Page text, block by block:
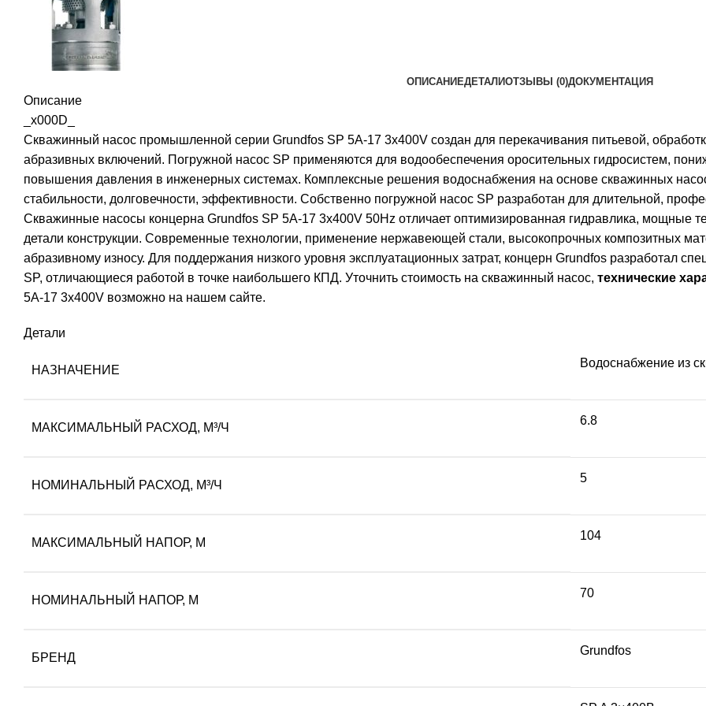
ОПИСАНИЕДЕТАЛИОТЗЫВЫ (0)ДОКУМЕНТАЦИЯ
Описание
_x000D_
Скважинный насос промышленной серии Grundfos SP 5A-17 3x400V создан для перекачивания питьевой,
абразивных включений. Погружной насос SP применяются для водообеспечения оросительных гидросистем,
повышения давления в инженерных системах. Комплексные решения водоснабжения на основе скважинных
стабильности, долговечности, эффективности. Собственно погружной насос SP разработан для длительной,
Скважинные насосы концерна Grundfos SP 5A-17 3x400V 50Hz отличает оптимизированная гидравлика, мощные
детали конструкции. Современные технологии, применение нержавеющей стали, высокопрочных композитных
абразивному износу. Для поддержания низкого уровня эксплуатационных затрат, концерн Grundfos разработал
SP, отличающиеся работой в точке наибольшего КПД. Уточнить стоимость на скважинный насос, технические
5A-17 3x400V возможно на нашем сайте.
Детали
НАЗНАЧЕНИЕ
Водоснабжение из
МАКСИМАЛЬНЫЙ РАСХОД, М³/Ч
6.8
НОМИНАЛЬНЫЙ РАСХОД, М³/Ч
5
МАКСИМАЛЬНЫЙ НАПОР, М
104
НОМИНАЛЬНЫЙ НАПОР, М
70
БРЕНД
Grundfos